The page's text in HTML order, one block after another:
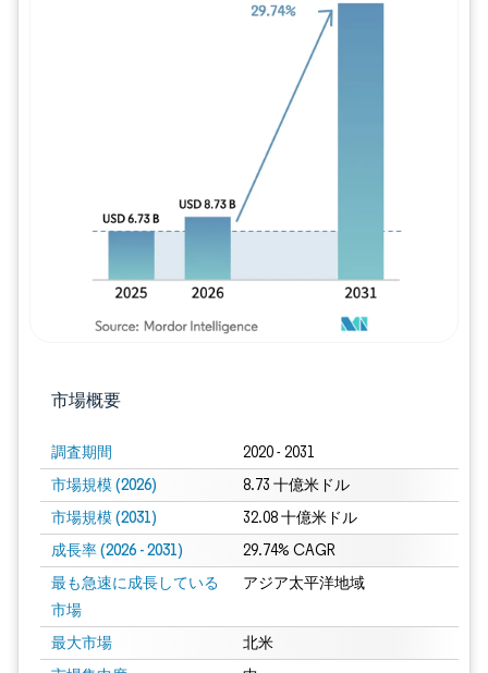
市場概要
調査期間 2020 - 2031
市場規模 (2026) 8.73 十億米ドル
市場規模 (2031) 32.08 十億米ドル
成長率 (2026 - 2031) 29.74% CAGR
最も急速に成長している
市場
アジア太平洋地域
最大市場 北米
画像 © Mordor Intelligence。再利用には